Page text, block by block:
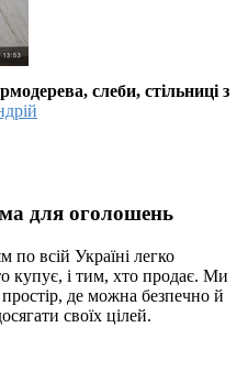
слеби, стільниці з
для оголошень
всій Україні легко
купує, і тим, хто продає. Ми
де можна безпечно й
своїх цілей.